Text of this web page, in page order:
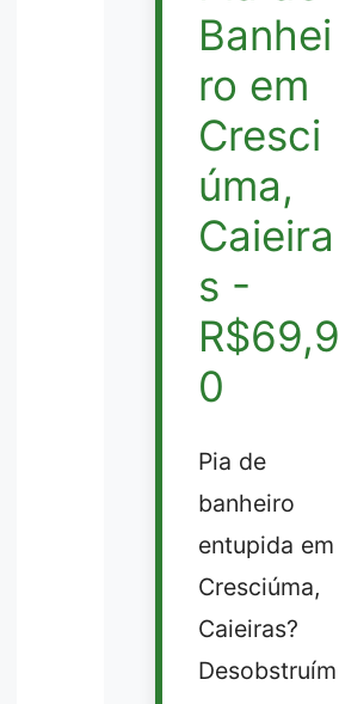
Banhei
ro em
Cresci
úma,
Caieira
s -
R$69,9
0
Pia de
banheiro
entupida em
Cresciúma,
Caieiras?
Desobstruím